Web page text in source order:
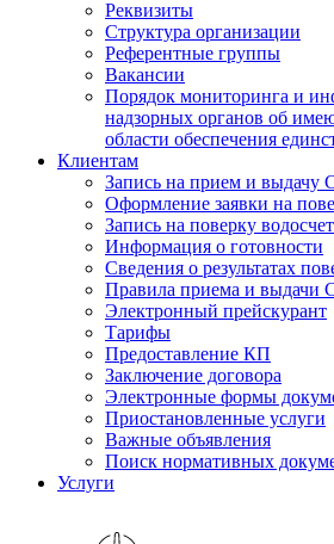
Реквизиты
Структура организации
Референтные группы
Вакансии
Порядок мониторинга и
надзорных органов об
области обеспечения
Клиентам
Запись на прием и выдачу
Оформление заявки на
Запись на поверку
Информация о готовности
Сведения о результатах
Правила приема и выдачи
Электронный прейскурант
Тарифы
Предоставление КП
Заключение договора
Электронные формы
Приостановленные услуги
Важные объявления
Поиск нормативных
Услуги